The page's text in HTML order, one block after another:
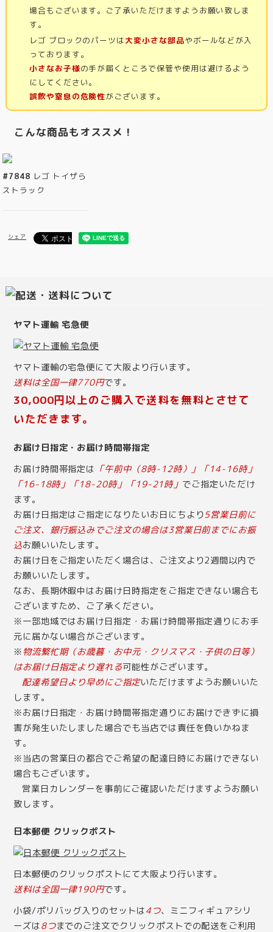
場合もございます。ご了承いただけますようお願い致しま
す。
レゴ ブロックのパーツは大変小さな部品やボールなどが入
っております。
小さなお子様の手が届くところで保管や使用は避けるよう
にしてください。
誤飲や窒息の危険性がございます。
こんな商品もオススメ！
#7848 レゴ トイザら
ストラック
シェア
ヤマト運輸 宅急便
ヤマト運輸の宅急便にて大阪より行います。
送料は全国一律770円です。
30,000円以上のご購入で送料を無料とさせて
いただきます。
お届け日指定・お届け時間帯指定
お届け時間帯指定は 「午前中（8時-12時）」「14-16時」
「16-18時」「18-20時」「19-21時」 でご指定いただけ
ます。
お届け日指定はご指定になりたいお日にちより5営業日前に
ご注文、銀行振込みでご注文の場合は3営業日前までにお振
込お願いいたします。
お届け日をご指定いただく場合は、ご注文より2週間以内で
お願いいたします。
なお、長期休暇中はお届け日時指定をご指定できない場合も
ございますため、ご了承ください。
※一部地域ではお届け日指定・お届け時間帯指定通りにお手
元に届かない場合がございます。
※物流繁忙期（お歳暮・お中元・クリスマス・子供の日等）
はお届け日指定より遅れる可能性がございます。
配達希望日より早めにご指定いただけますようお願いいた
します。
※お届け日指定・お届け時間帯指定通りにお届けできずに損
害が発生いたしました場合でも当店では責任を負いかねま
す。
※当店の営業日の都合でご希望の配達日時にお届けできない
場合もございます。
営業日カレンダーを事前にご確認いただけますようお願い
致します。
日本郵便 クリックポスト
日本郵便のクリックポストにて大阪より行います。
送料は全国一律190円です。
小袋/ポリバッグ入りのセットは4つ、ミニフィギュアシリ
ーズは8つまでのご注文でクリックポストでの配送をご利用